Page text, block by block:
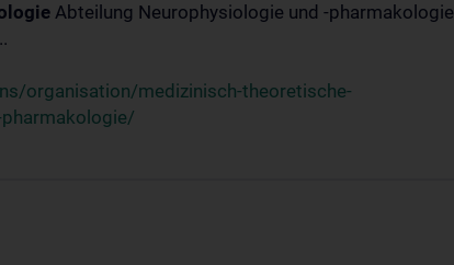
Abteilung Neurophysiologie und -pharmakologie
organisation/medizinisch-theoretische-